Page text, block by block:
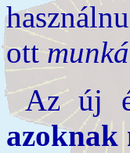
ott
Az új